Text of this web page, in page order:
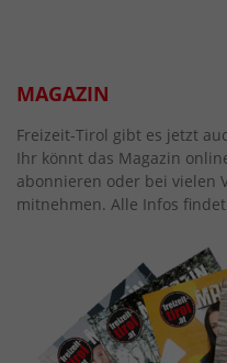
MAGAZIN
Freizeit-Tirol gibt es jetzt
Ihr könnt das Magazin
abonnieren oder bei vielen
mitnehmen. Alle Infos